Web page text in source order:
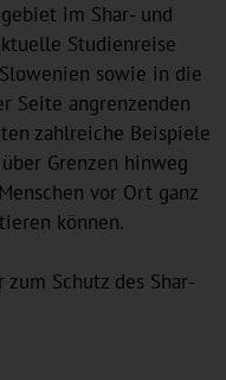
im Shar- und
Studienreise
sowie in die
Seite angrenzenden
zahlreiche Beispiele
Grenzen hinweg
vor Ort ganz
können.
Schutz des Shar-